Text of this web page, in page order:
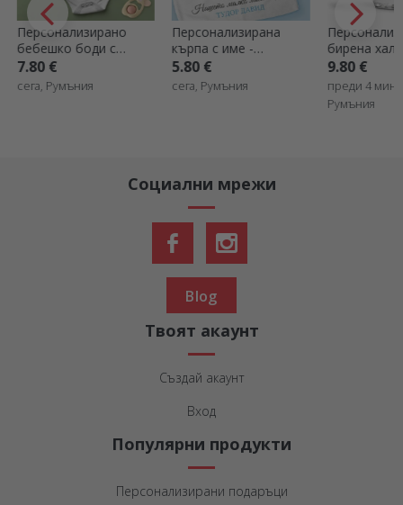
Персонализирано
бебешко боди с
снимка и текст
7.80 €
сега, Румъния
Персонализирана
кърпа с име -
Момченце
5.80 €
сега, Румъния
бирена
собствен
9.80 €
преди 4
Румъния
Социални мрежи
Blog
Твоят акаунт
Създай акаунт
Вход
Популярни продукти
Персонализирани подаръци